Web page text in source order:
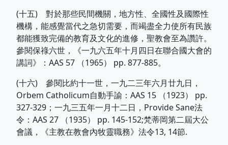
(十五) 對於那些民間機關，地方性、全國性及國際性
機構，能感覺當代之急切需要，而竭盡全力使所有民族
都能獲致完備的教育及文化的進修，聖教會至為讚許。
參閱保祿六世，《一九六五年十月四日在聯合國大會的
講詞》：AAS 57 （1965） pp. 877-885。
(十六) 參閱比約十一世，一九二三年六月廿九日，
Orbem Catholicum自動手諭：AAS 15 （1923） pp.
327-329；一九三五年一月十二日，Provide Sane法
令：AAS 27 （1935） pp. 145-152;梵蒂岡第二屆大公
會議，《主教在教會內牧靈職務》法令13, 14節.